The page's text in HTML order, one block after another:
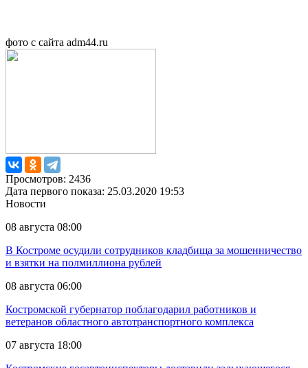
фото с сайта adm44.ru
Просмотров: 2436
Дата первого показа: 25.03.2020 19:53
Новости
08 августа 08:00
В Костроме осудили сотрудников кладбища за мошенничество
и взятки на полмиллиона рублей
08 августа 06:00
Костромской губернатор поблагодарил работников и
ветеранов областного автотранспортного комплекса
07 августа 18:00